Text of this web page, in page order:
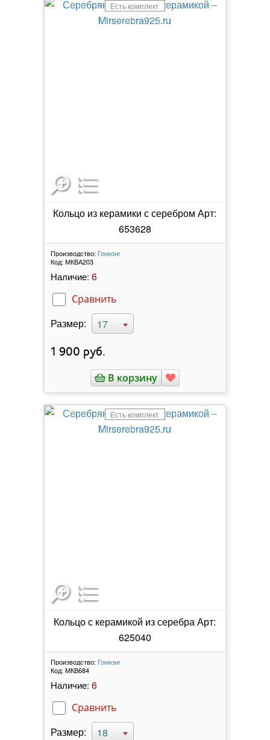
Есть комплект
Кольцо из керамики с серебром Арт:
653628
Производство: Гонконг
Код: МКВА203
Наличие: 6
Сравнить
Размер: 17
1 900 руб.
В корзину
Есть комплект
Кольцо с керамикой из серебра Арт:
625040
Производство: Гонконг
Код: МКВ684
Наличие: 6
Сравнить
Размер: 18